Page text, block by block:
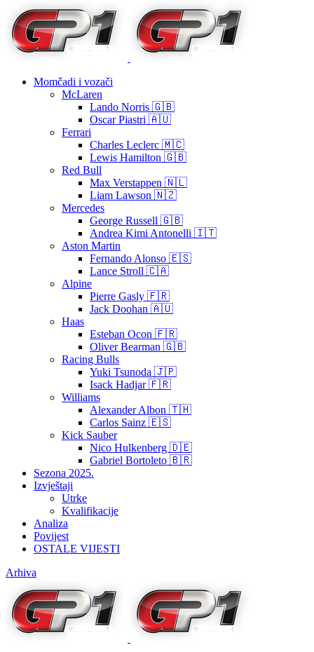
Momčadi i vozači
McLaren
Lando Norris 🇬🇧
Oscar Piastri 🇦🇺
Ferrari
Charles Leclerc 🇲🇨
Lewis Hamilton 🇬🇧
Red Bull
Max Verstappen 🇳🇱
Liam Lawson 🇳🇿
Mercedes
George Russell 🇬🇧
Andrea Kimi Antonelli 🇮🇹
Aston Martin
Fernando Alonso 🇪🇸
Lance Stroll 🇨🇦
Alpine
Pierre Gasly 🇫🇷
Jack Doohan 🇦🇺
Haas
Esteban Ocon 🇫🇷
Oliver Bearman 🇬🇧
Racing Bulls
Yuki Tsunoda 🇯🇵
Isack Hadjar 🇫🇷
Williams
Alexander Albon 🇹🇭
Carlos Sainz 🇪🇸
Kick Sauber
Nico Hulkenberg 🇩🇪
Gabriel Bortoleto 🇧🇷
Sezona 2025.
Izvještaji
Utrke
Kvalifikacije
Analiza
Povijest
OSTALE VIJESTI
Arhiva